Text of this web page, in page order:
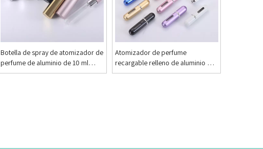
Botella de spray de atomizador de
perfume de aluminio de 10 ml
Twist con proveedor de botellas
Atomizador de perfume
recargable relleno de aluminio de
5 ml de aluminio (fondo redondo)